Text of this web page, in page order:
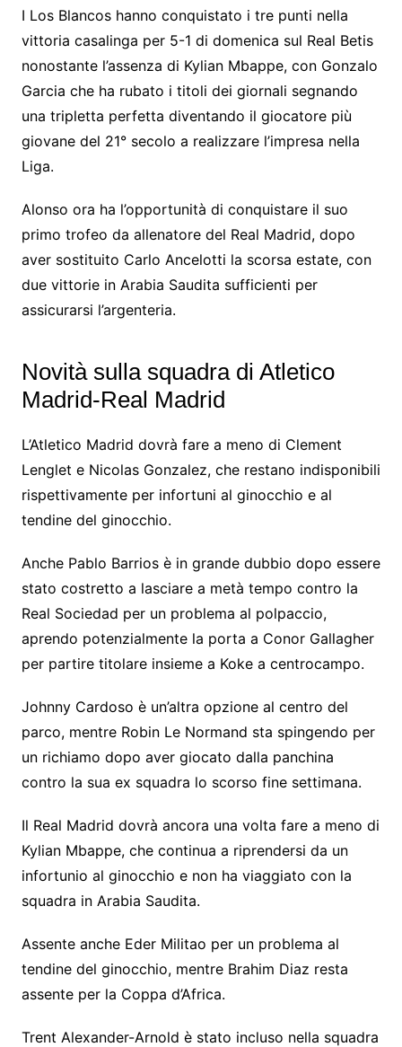
I Los Blancos hanno conquistato i tre punti nella
vittoria casalinga per 5-1 di domenica sul Real Betis
nonostante l’assenza di Kylian Mbappe, con Gonzalo
Garcia che ha rubato i titoli dei giornali segnando
una tripletta perfetta diventando il giocatore più
giovane del 21° secolo a realizzare l’impresa nella
Liga.
Alonso ora ha l’opportunità di conquistare il suo
primo trofeo da allenatore del Real Madrid, dopo
aver sostituito Carlo Ancelotti la scorsa estate, con
due vittorie in Arabia Saudita sufficienti per
assicurarsi l’argenteria.
Novità sulla squadra di Atletico
Madrid-Real Madrid
L’Atletico Madrid dovrà fare a meno di Clement
Lenglet e Nicolas Gonzalez, che restano indisponibili
rispettivamente per infortuni al ginocchio e al
tendine del ginocchio.
Anche Pablo Barrios è in grande dubbio dopo essere
stato costretto a lasciare a metà tempo contro la
Real Sociedad per un problema al polpaccio,
aprendo potenzialmente la porta a Conor Gallagher
per partire titolare insieme a Koke a centrocampo.
Johnny Cardoso è un’altra opzione al centro del
parco, mentre Robin Le Normand sta spingendo per
un richiamo dopo aver giocato dalla panchina
contro la sua ex squadra lo scorso fine settimana.
Il Real Madrid dovrà ancora una volta fare a meno di
Kylian Mbappe, che continua a riprendersi da un
infortunio al ginocchio e non ha viaggiato con la
squadra in Arabia Saudita.
Assente anche Eder Militao per un problema al
tendine del ginocchio, mentre Brahim Diaz resta
assente per la Coppa d’Africa.
Trent Alexander-Arnold è stato incluso nella squadra